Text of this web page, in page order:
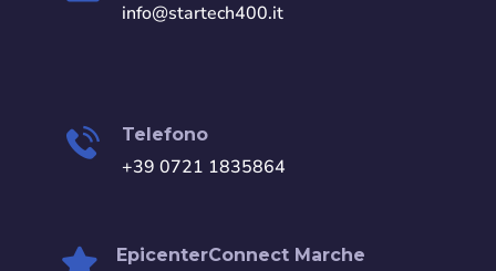
info@startech400.it
Telefono
+39 0721 1835864
EpicenterConnect Marche